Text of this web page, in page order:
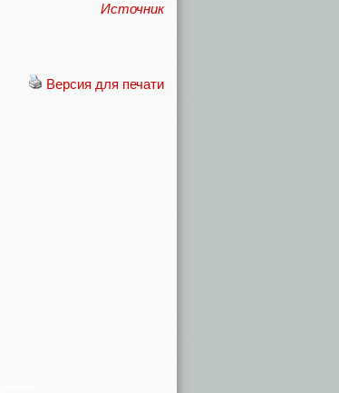
Источник
Версия для печати